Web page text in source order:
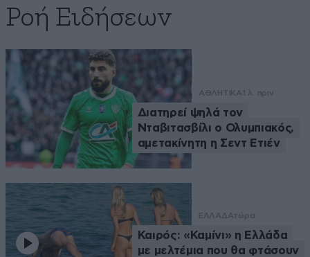
Ροή Ειδήσεων
ΑΘΛΗΤΙΚΑ 1 λ. πριν
Διατηρεί ψηλά τον
Νταβιτασβίλι ο Ολυμπιακός,
αμετακίνητη η Σεντ Ετιέν
ΕΛΛΑΔΑτώρα
Καιρός: «Καμίνι» η Ελλάδα
με μελτέμια που θα φτάσουν